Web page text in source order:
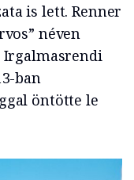
is lett. Renner
néven
Irgalmasrendi
ban
öntötte le